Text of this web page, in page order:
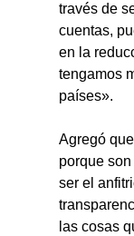
través de
cuentas,
en la
tengamos
países».
Agregó
porque
ser el
las cosas